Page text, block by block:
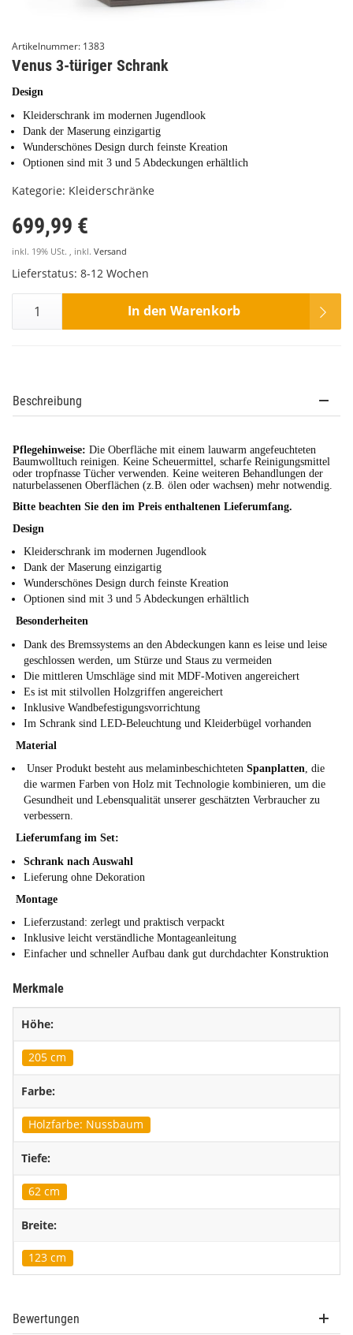
Artikelnummer: 1383
Venus 3-türiger Schrank
Design
Kleiderschrank im modernen Jugendlook
Dank der Maserung einzigartig
Wunderschönes Design durch feinste Kreation
Optionen sind mit 3 und 5 Abdeckungen erhältlich
Kategorie: Kleiderschränke
699,99 €
inkl. 19% USt. , inkl. Versand
Lieferstatus: 8-12 Wochen
In den Warenkorb
Beschreibung
Pflegehinweise: Die Oberfläche mit einem lauwarm angefeuchteten
Baumwolltuch reinigen. Keine Scheuermittel, scharfe Reinigungsmittel
oder tropfnasse Tücher verwenden. Keine weiteren Behandlungen der
naturbelassenen Oberflächen (z.B. ölen oder wachsen) mehr notwendig.
Bitte beachten Sie den im Preis enthaltenen Lieferumfang.
Design
Kleiderschrank im modernen Jugendlook
Dank der Maserung einzigartig
Wunderschönes Design durch feinste Kreation
Optionen sind mit 3 und 5 Abdeckungen erhältlich
Besonderheiten
Dank des Bremssystems an den Abdeckungen kann es leise und leise
geschlossen werden, um Stürze und Staus zu vermeiden
Die mittleren Umschläge sind mit MDF-Motiven angereichert
Es ist mit stilvollen Holzgriffen angereichert
Inklusive Wandbefestigungsvorrichtung
Im Schrank sind LED-Beleuchtung und Kleiderbügel vorhanden
Material
Unser Produkt besteht aus melaminbeschichteten Spanplatten, die
die warmen Farben von Holz mit Technologie kombinieren, um die
Gesundheit und Lebensqualität unserer geschätzten Verbraucher zu
verbessern.
Lieferumfang im Set:
Schrank nach Auswahl
Lieferung ohne Dekoration
Montage
Lieferzustand: zerlegt und praktisch verpackt
Inklusive leicht verständliche Montageanleitung
Einfacher und schneller Aufbau dank gut durchdachter Konstruktion
Merkmale
Höhe:
205 cm
Farbe:
Holzfarbe: Nussbaum
Tiefe:
62 cm
Breite:
123 cm
Bewertungen